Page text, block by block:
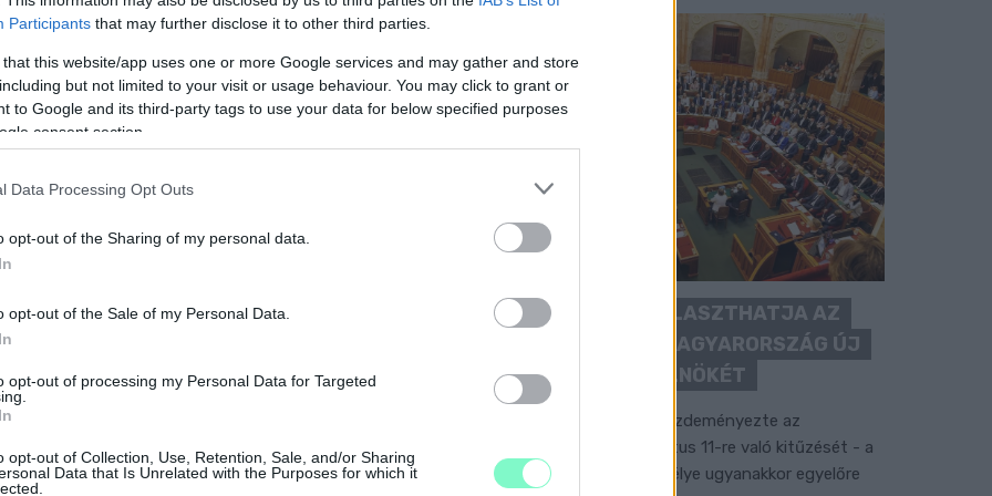
Participants that may further disclose it to other third parties.
that this website/app uses one or more Google services and may gather and store
but not limited to your visit or usage behaviour. You may click to grant or
to Google and its third-party tags to use your data for below specified purposes
consent section.
Data Processing Opt Outs
opt-out of the Sharing of my personal data.
opt-out of the Sale of my Personal Data.
opt-out of processing my Personal Data for Targeted
opt-out of Collection, Use, Retention, Sale, and/or Sharing
Data that Is Unrelated with the Purposes for which it
00000113-44920004.
Köszönjük!
KEDDEN MEGVÁLASZTHATJA AZ
ORSZÁGGYŰLÉS MAGYARORSZÁG ÚJ
KÖZTÁRSASÁGI ELNÖKÉT
A TISZA Párt frakciója kezdeményezte az
államfőválasztás augusztus 11-re való kitűzését - a
kormánypárti jelölt személye ugyanakkor egyelőre